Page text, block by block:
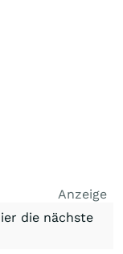
Anzeige
die nächste